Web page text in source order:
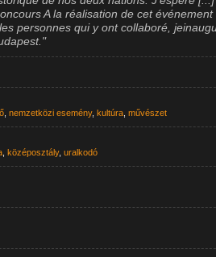
A la réalisation de cet événement
personnes qui y ont collaboré,
,nemzetközi esemény,kultúra ,művészet
,középosztály,uralkodó